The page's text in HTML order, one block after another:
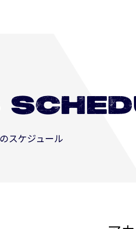
スケジュール